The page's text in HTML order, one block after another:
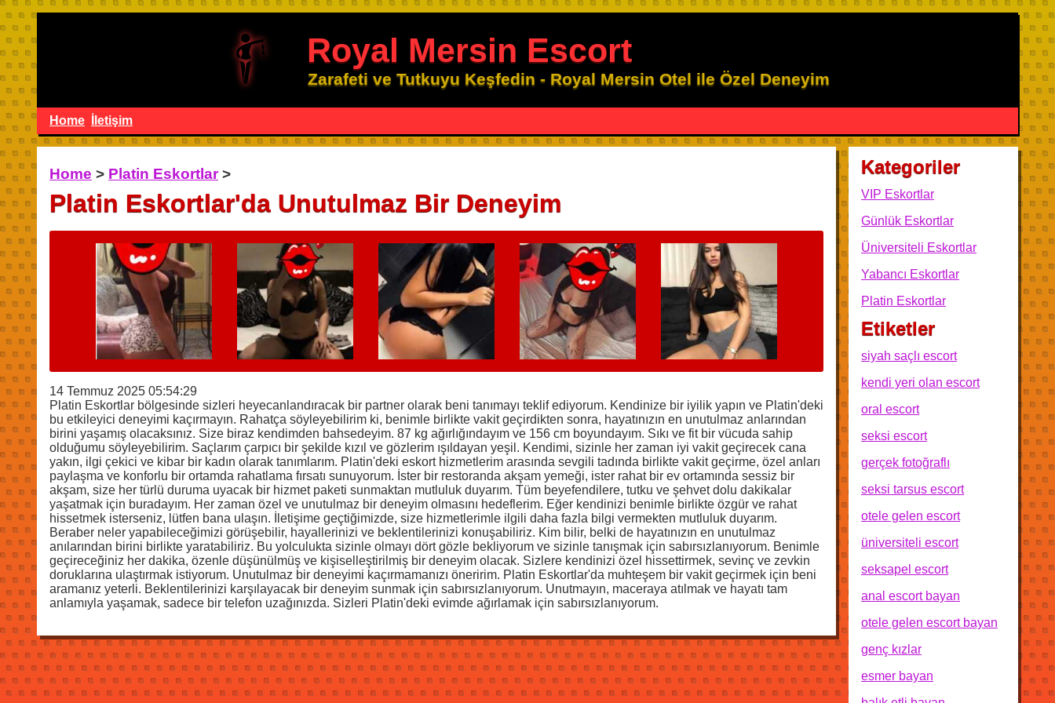
Royal Mersin Escort
Zarafeti ve Tutkuyu Keşfedin - Royal Mersin Otel ile Özel Deneyim
Home İletişim
Home > Platin Eskortlar>
Platin Eskortlar'da Unutulmaz Bir Deneyim
14 Temmuz 2025 05:54:29
Platin Eskortlar bölgesinde sizleri heyecanlandıracak bir partner olarak beni tanımayı teklif ediyorum. Kendinize bir iyilik yapın ve Platin'deki
bu etkileyici deneyimi kaçırmayın. Rahatça söyleyebilirim ki, benimle birlikte vakit geçirdikten sonra, hayatınızın en unutulmaz anlarından
birini yaşamış olacaksınız. Size biraz kendimden bahsedeyim. 87 kg ağırlığındayım ve 156 cm boyundayım. Sıkı ve fit bir vücuda sahip
olduğumu söyleyebilirim. Saçlarım çarpıcı bir şekilde kızıl ve gözlerim ışıldayan yeşil. Kendimi, sizinle her zaman iyi vakit geçirecek cana
yakın, ilgi çekici ve kibar bir kadın olarak tanımlarım. Platin'deki eskort hizmetlerim arasında sevgili tadında birlikte vakit geçirme, özel anları
paylaşma ve konforlu bir ortamda rahatlama fırsatı sunuyorum. İster bir restoranda akşam yemeği, ister rahat bir ev ortamında sessiz bir
akşam, size her türlü duruma uyacak bir hizmet paketi sunmaktan mutluluk duyarım. Tüm beyefendilere, tutku ve şehvet dolu dakikalar
yaşatmak için buradayım. Her zaman özel ve unutulmaz bir deneyim olmasını hedeflerim. Eğer kendinizi benimle birlikte özgür ve rahat
hissetmek isterseniz, lütfen bana ulaşın. İletişime geçtiğimizde, size hizmetlerimle ilgili daha fazla bilgi vermekten mutluluk duyarım.
Beraber neler yapabileceğimizi görüşebilir, hayallerinizi ve beklentilerinizi konuşabiliriz. Kim bilir, belki de hayatınızın en unutulmaz
anılarından birini birlikte yaratabiliriz. Bu yolculukta sizinle olmayı dört gözle bekliyorum ve sizinle tanışmak için sabırsızlanıyorum. Benimle
geçireceğiniz her dakika, özenle düşünülmüş ve kişiselleştirilmiş bir deneyim olacak. Sizlere kendinizi özel hissettirmek, sevinç ve zevkin
doruklarına ulaştırmak istiyorum. Unutulmaz bir deneyimi kaçırmamanızı öneririm. Platin Eskortlar'da muhteşem bir vakit geçirmek için beni
aramanız yeterli. Beklentilerinizi karşılayacak bir deneyim sunmak için sabırsızlanıyorum. Unutmayın, maceraya atılmak ve hayatı tam
anlamıyla yaşamak, sadece bir telefon uzağınızda. Sizleri Platin'deki evimde ağırlamak için sabırsızlanıyorum.
Kategoriler
VIP Eskortlar
Günlük Eskortlar
Üniversiteli Eskortlar
Yabancı Eskortlar
Platin Eskortlar
Etiketler
siyah saçlı escort
kendi yeri olan escort
oral escort
seksi escort
gerçek fotoğraflı
seksi tarsus escort
otele gelen escort
üniversiteli escort
seksapel escort
anal escort bayan
otele gelen escort bayan
genç kızlar
esmer bayan